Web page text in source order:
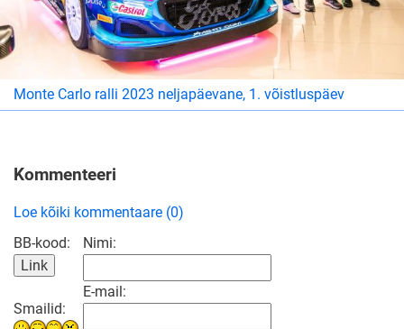
Monte Carlo ralli 2023 neljapäevane, 1. võistluspäev
Kommenteeri
Loe kõiki kommentaare (0)
BB-kood:
Smailid:
Nimi:
E-mail: